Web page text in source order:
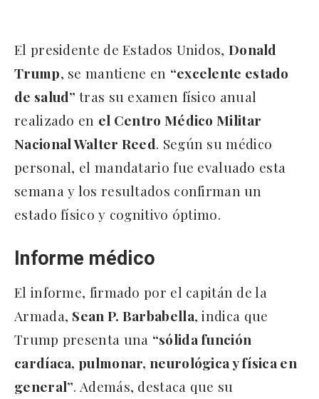
El presidente de Estados Unidos, Donald
Trump, se mantiene en “excelente estado
de salud”tras su examen físico anual
realizado en el Centro Médico Militar
Nacional Walter Reed. Según su médico
personal, el mandatario fue evaluado esta
semana y los resultados confirman un
estado físico y cognitivo óptimo.
Informe médico
El informe, firmado por el capitán de la
Armada, Sean P. Barbabella, indica que
Trump presenta una “sólida función
cardíaca, pulmonar, neurológica y física en
general”. Además, destaca que su